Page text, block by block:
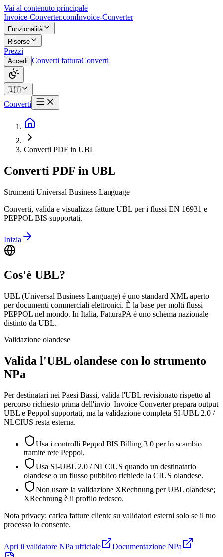
Vai al contenuto principale
Invoice-Converter.comInvoice-Converter
Funzionalità
Risorse
Prezzi
Accedi Converti fatturaConverti
🇮🇹
Converti
Converti PDF in UBL
Converti PDF in UBL
Strumenti Universal Business Language
Converti, valida e visualizza fatture UBL per i flussi EN 16931 e
PEPPOL BIS supportati.
Inizia
Cos'è UBL?
UBL (Universal Business Language) è uno standard XML aperto
per documenti commerciali elettronici. È la base per molti flussi
PEPPOL nel mondo. In Italia, FatturaPA è uno schema nazionale
distinto da UBL.
Validazione olandese
Valida l'UBL olandese con lo strumento
NPa
Per destinatari nei Paesi Bassi, valida l'UBL revisionato rispetto al
percorso richiesto prima dell'invio. Invoice Converter prepara output
UBL e Peppol supportati, ma la validazione completa SI-UBL 2.0 /
NLCIUS resta esterna.
Usa i controlli Peppol BIS Billing 3.0 per lo scambio
tramite rete Peppol.
Usa SI-UBL 2.0 / NLCIUS quando un destinatario
olandese o un flusso pubblico richiede la CIUS olandese.
Non usare la validazione XRechnung per UBL olandese;
XRechnung è il profilo tedesco.
Nota privacy: carica fatture cliente su validatori esterni solo se il tuo
processo lo consente.
Apri il validatore NPa ufficiale Documentazione NPa